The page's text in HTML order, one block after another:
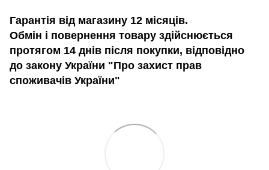
Гарантія від магазину 12 місяців.
Обмін і повернення товару здійснюється
протягом 14 днів після покупки, відповідно
до закону України "Про захист прав
споживачів України"